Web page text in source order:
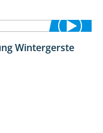
0:46
Wintergerste